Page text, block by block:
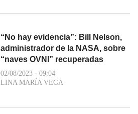
“No hay evidencia”: Bill Nelson,
administrador de la NASA, sobre
“naves OVNI” recuperadas
02/08/2023 - 09:04
LINA MARÍA VEGA